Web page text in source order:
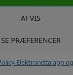
AFVIS
SE PRÆFERENCER
Elektronista app
pirattaxa som vi
taxa. En uber